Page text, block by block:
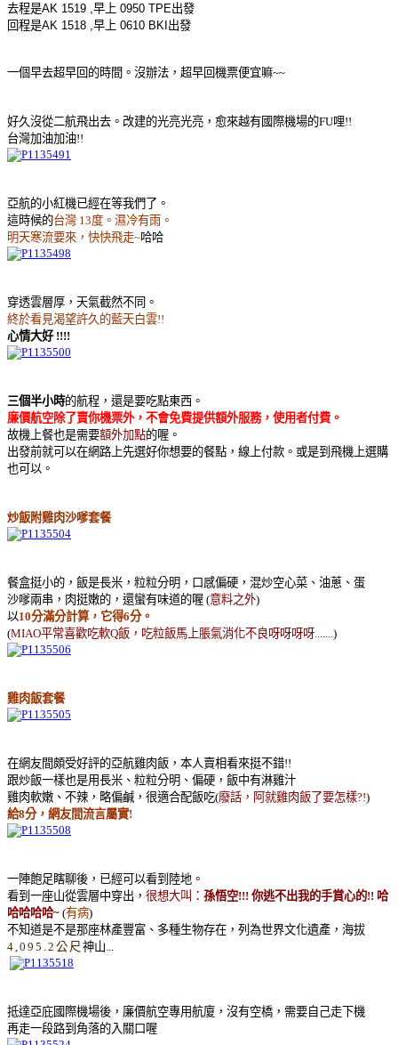
去程是AK 1519 ,早上 0950 TPE出發
回程是AK 1518 ,早上 0610 BKI出發
一個早去超早回的時間。沒辦法，超早回機票便宜嘛~~
好久沒從二航飛出去。改建的光亮光亮，愈來越有國際機場的FU哩!!
台灣加油加油!!
亞航的小紅機已經在等我們了。
這時候的台灣 13度。濕冷有雨。
明天寒流要來，快快飛走~哈哈
穿透雲層厚，天氣截然不同。
終於看見渴望許久的藍天白雲!!
心情大好 !!!!
三個半小時的航程，還是要吃點東西。
廉價航空除了賣你機票外，不會免費提供額外服務，使用者付費。
故機上餐也是需要額外加點的喔。
出發前就可以在網路上先選好你想要的餐點，線上付款。或是到飛機上選購
也可以。
炒飯附雞肉沙嗲套餐
餐盒挺小的，飯是長米，粒粒分明，口感偏硬，混炒空心菜、油蔥、蛋
沙嗲兩串，肉挺嫩的，還蠻有味道的喔 (意料之外)
以10分滿分計算，它得6分。
(MIAO平常喜歡吃軟Q飯，吃粒飯馬上脹氣消化不良呀呀呀呀....... )
雞肉飯套餐
在網友間頗受好評的亞航雞肉飯，本人賣相看來挺不錯!!
跟炒飯一樣也是用長米、粒粒分明、偏硬，飯中有淋雞汁
雞肉軟嫩、不辣，略偏鹹，很適合配飯吃(廢話，阿就雞肉飯了要怎樣?!)
給8分，網友間流言屬實!
一陣飽足瞎聊後，已經可以看到陸地。
看到一座山從雲層中穿出， 很想大叫： 孫悟空!!! 你逃不出我的手賞心的!! 哈
哈哈哈哈~ (有病)
不知道是不是那座林產豐富、多種生物存在，列為世界文化遺產，海拔
4,095.2公尺 神山...
抵達亞庇國際機場後，廉價航空專用航廈，沒有空橋，需要自己走下機
再走一段路到角落的入關口喔